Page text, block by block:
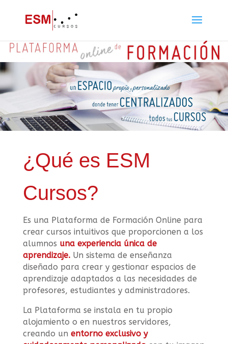
¿Qué es ESM
Cursos?
Es una Plataforma de Formación Online para
crear cursos intuitivos que proporcionen a los
alumnos una experiencia única de
aprendizaje.Un sistema de enseñanza
diseñado para crear y gestionar espacios de
aprendizaje adaptados a las necesidades de
profesores, estudiantes y administradores.
La Plataforma se instala en tu propio
alojamiento o en nuestros servidores,
creando un entorno exclusivo y